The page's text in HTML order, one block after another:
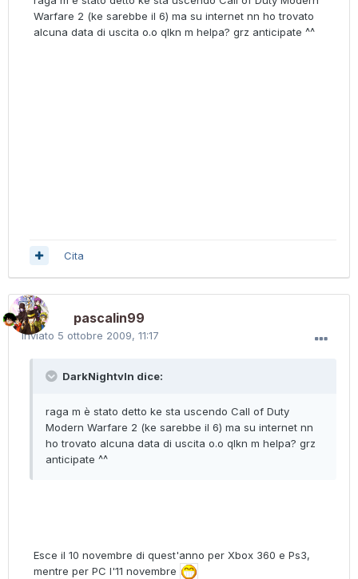
Warfare 2 (ke sarebbe il 6) ma su internet nn ho trovato
alcuna data di uscita o.o qlkn m helpa? grz anticipate ^^
Cita
pascalin99
Inviato 5 ottobre 2009, 11:17
DarkNightvln dice:
raga m è stato detto ke sta uscendo Call of Duty
Modern Warfare 2 (ke sarebbe il 6) ma su internet nn
ho trovato alcuna data di uscita o.o qlkn m helpa? grz
anticipate ^^
Esce il 10 novembre di quest'anno per Xbox 360 e Ps3,
mentre per PC l'11 novembre